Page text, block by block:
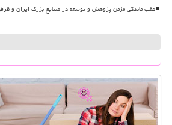
عقب ماندگی مزمن پژوهش و توسعه در صنایع بزرگ ایران و